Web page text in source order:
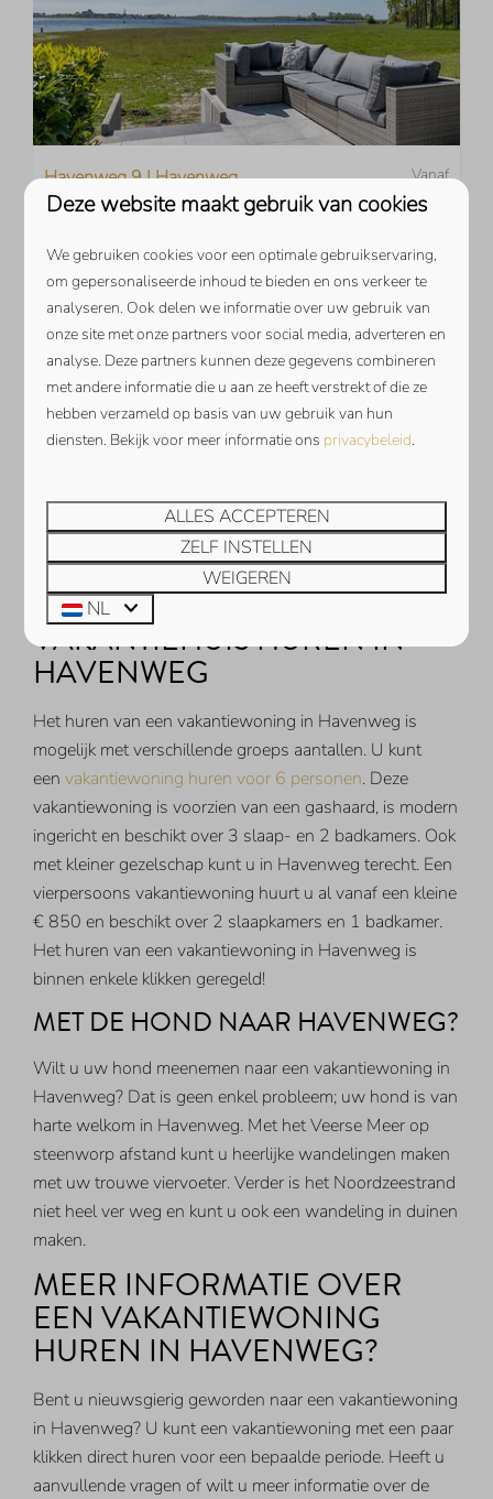
Vanaf
€ 1.225
2 personen
Havenweg 9 | Havenweg
Zeeland, Kamperland
6
3 2
1
Dichtbij Veerse Meer
Panoramisch uitzicht over het
Veerse Meer
Direct aan het Veerse Meer
Uitzicht over het Veerse Meer
BEKIJKEN
VAKANTIEHUIS HUREN IN
HAVENWEG
Het huren van een vakantiewoning in Havenweg is
mogelijk met verschillende groeps aantallen. U kunt
eenvakantiewoning huren voor 6 personen. Deze
vakantiewoning is voorzien van een gashaard, is modern
ingericht en beschikt over 3 slaap- en 2 badkamers. Ook
met kleiner gezelschap kunt u in Havenweg terecht. Een
vierpersoons vakantiewoning huurt u al vanaf een kleine
€ 850 en beschikt over 2 slaapkamers en 1 badkamer.
Het huren van een vakantiewoning in Havenweg is
binnen enkele klikken geregeld!
MET DE HOND NAAR HAVENWEG?
Wilt u uw hond meenemen naar een vakantiewoning in
Havenweg? Dat is geen enkel probleem; uw hond is van
harte welkom in Havenweg. Met het Veerse Meer op
steenworp afstand kunt u heerlijke wandelingen maken
met uw trouwe viervoeter. Verder is het Noordzeestrand
niet heel ver weg en kunt u ook een wandeling in duinen
maken.
MEER INFORMATIE OVER
EEN VAKANTIEWONING
HUREN IN HAVENWEG?
Bent u nieuwsgierig geworden naar een vakantiewoning
in Havenweg? U kunt een vakantiewoning met een paar
klikken direct huren voor een bepaalde periode. Heeft u
aanvullende vragen of wilt u meer informatie over de
Deze website maakt gebruik van cookies
We gebruiken cookies voor een optimale gebruikservaring,
om gepersonaliseerde inhoud te bieden en ons verkeer te
analyseren. Ook delen we informatie over uw gebruik van
onze site met onze partners voor social media, adverteren en
analyse. Deze partners kunnen deze gegevens combineren
met andere informatie die u aan ze heeft verstrekt of die ze
hebben verzameld op basis van uw gebruik van hun
diensten. Bekijk voor meer informatie ons privacybeleid.
ALLES ACCEPTEREN
ZELF INSTELLEN
WEIGEREN
NL